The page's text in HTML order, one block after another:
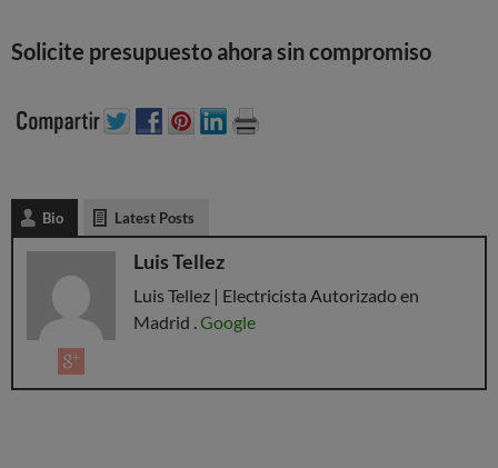
Solicite presupuesto ahora sin compromiso
Bio Latest Posts
Luis Tellez
Luis Tellez | Electricista Autorizado en
Madrid .Google